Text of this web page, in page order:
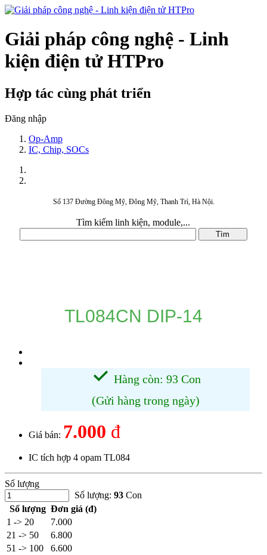
Giải pháp công nghệ - Linh
kiện điện tử HTPro
Hợp tác cùng phát triển
Đăng nhập
Op-Amp
IC, Chip, SOCs
Số 137 Đường Đông Mỹ, Đông Mỹ, Thanh Trì, Hà Nội.
Tìm kiếm linh kiện, module,...
TL084CN DIP-14
Hàng còn: 93 Con
(Gửi hàng trong ngày)
Giá bán: 7.000 đ
IC tích hợp 4 opam TL084
Số lượng
Số lượng: 93 Con
Số lượng Đơn giá (đ)
1 -> 20
7.000
21 -> 50
6.800
51 -> 100
6.600